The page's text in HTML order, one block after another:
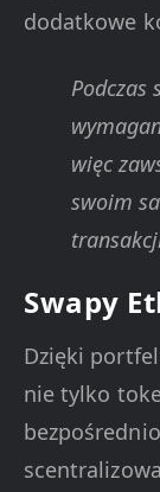
dodatkowe
Podczas
więc
swoim
Swapy
Dzięki
nie tylko